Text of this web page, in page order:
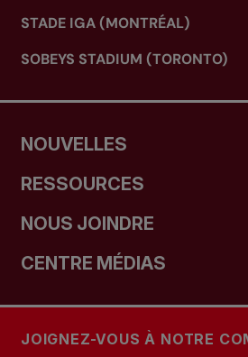
STADE IGA (MONTRÉAL)
SOBEYS STADIUM (TORONTO)
NOUVELLES
RESSOURCES
NOUS JOINDRE
CENTRE MÉDIAS
JOIGNEZ-VOUS À NOTRE